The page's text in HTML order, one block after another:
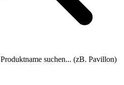
Produktname suchen... (zB. Pavillon)